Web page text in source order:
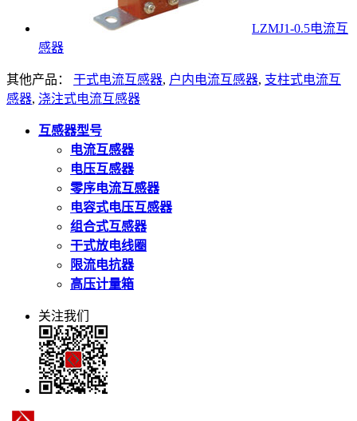
LZMJ1-0.5电流互
感器
其他产品： 干式电流互感器, 户内电流互感器, 支柱式电流互
感器, 浇注式电流互感器
互感器型号
电流互感器
电压互感器
零序电流互感器
电容式电压互感器
组合式互感器
干式放电线圈
限流电抗器
高压计量箱
关注我们